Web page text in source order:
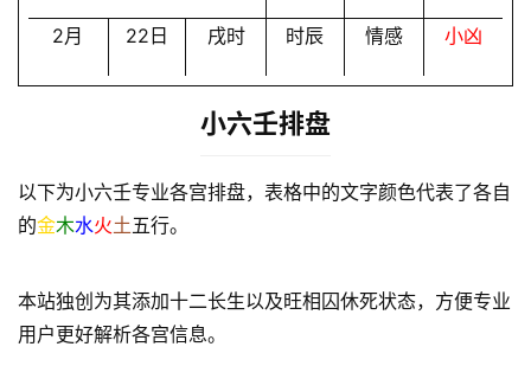
2月 22日 戌时 时辰 情感 小凶
小六壬排盘
以下为小六壬专业各宫排盘，表格中的文字颜色代表了各自
的金木水火土五行。
本站独创为其添加十二长生以及旺相囚休死状态，方便专业
用户更好解析各宫信息。